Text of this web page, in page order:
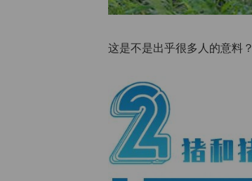
这是不是出乎很多人的意料？